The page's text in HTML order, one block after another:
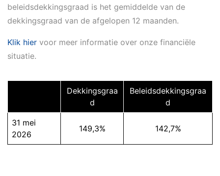
beleidsdekkingsgraad is het gemiddelde van de
dekkingsgraad van de afgelopen 12 maanden.
Klik hier voor meer informatie over onze financiële
situatie.
Dekkingsgraa
d
Beleidsdekkingsgraa
d
31 mei
2026
149,3% 142,7%